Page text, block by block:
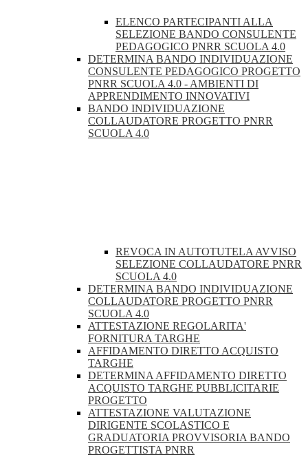
ELENCO PARTECIPANTI ALLA
SELEZIONE BANDO CONSULENTE
PEDAGOGICO PNRR SCUOLA 4.0
DETERMINA BANDO INDIVIDUAZIONE
CONSULENTE PEDAGOGICO PROGETTO
PNRR SCUOLA 4.0 - AMBIENTI DI
APPRENDIMENTO INNOVATIVI
BANDO INDIVIDUAZIONE
COLLAUDATORE PROGETTO PNRR
SCUOLA 4.0
REVOCA IN AUTOTUTELA AVVISO
SELEZIONE COLLAUDATORE PNRR
SCUOLA 4.0
DETERMINA BANDO INDIVIDUAZIONE
COLLAUDATORE PROGETTO PNRR
SCUOLA 4.0
ATTESTAZIONE REGOLARITA'
FORNITURA TARGHE
AFFIDAMENTO DIRETTO ACQUISTO
TARGHE
DETERMINA AFFIDAMENTO DIRETTO
ACQUISTO TARGHE PUBBLICITARIE
PROGETTO
ATTESTAZIONE VALUTAZIONE
DIRIGENTE SCOLASTICO E
GRADUATORIA PROVVISORIA BANDO
PROGETTISTA PNRR